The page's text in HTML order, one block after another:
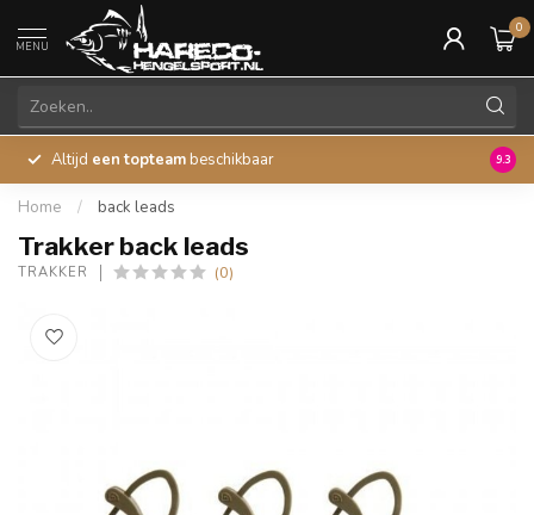
MENU
0
Altijd een topteam beschikbaar 45
9.3
Home / back leads
Trakker back leads
TRAKKER (0)